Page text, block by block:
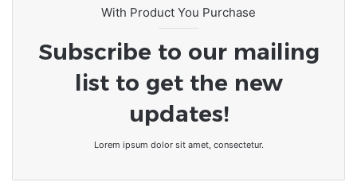
With Product You Purchase
Subscribe to our mailing
list to get the new
updates!
Lorem ipsum dolor sit amet, consectetur.